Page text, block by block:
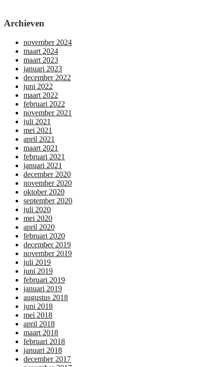
Archieven
november 2024
maart 2024
maart 2023
januari 2023
december 2022
juni 2022
maart 2022
februari 2022
november 2021
juli 2021
mei 2021
april 2021
maart 2021
februari 2021
januari 2021
december 2020
november 2020
oktober 2020
september 2020
juli 2020
mei 2020
april 2020
februari 2020
december 2019
november 2019
juli 2019
juni 2019
februari 2019
januari 2019
augustus 2018
juni 2018
mei 2018
april 2018
maart 2018
februari 2018
januari 2018
december 2017